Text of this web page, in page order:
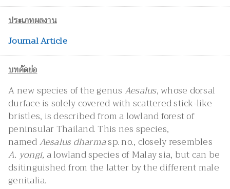
ประเภทผลงาน
Journal Article
บทคัดย่อ
A new species of the genus Aesalus, whose dorsal
durface is solely covered with scattered stick-like
bristles, is described from a lowland forest of
peninsular Thailand. This nes species,
namedAesalus dharmasp. no., closely resembles
A. yongi, a lowland species of Malay sia, but can be
dsitinguished from the latter by the different male
genitalia.